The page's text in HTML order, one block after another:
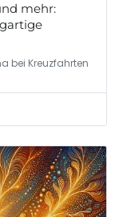
mehr:
bei Kreuzfahrten